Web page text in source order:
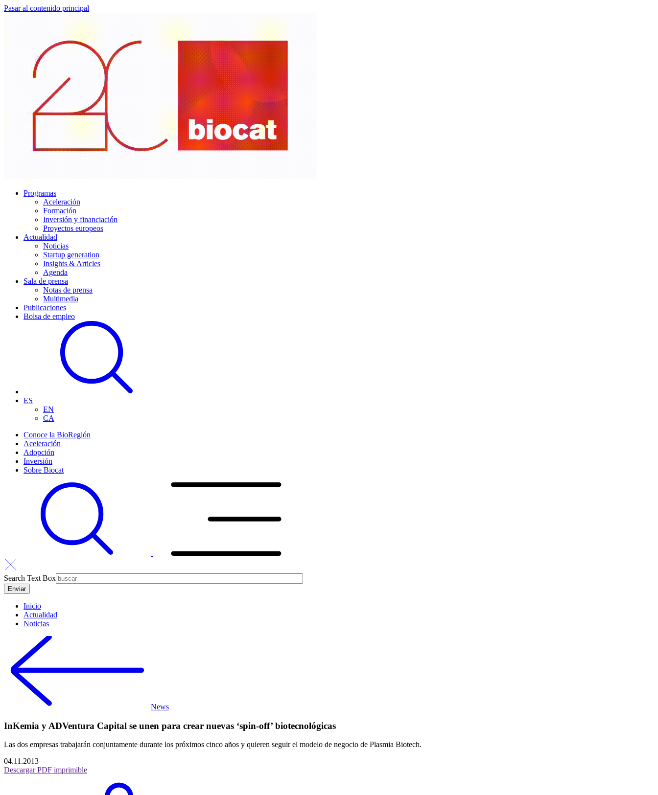
Pasar al contenido principal
Programas
Aceleración
Formación
Inversión y financiación
Proyectos europeos
Actualidad
Noticias
Startup generation
Insights & Articles
Agenda
Sala de prensa
Notas de prensa
Multimedia
Publicaciones
Bolsa de empleo
ES
EN
CA
Conoce la BioRegión
Aceleración
Adopción
Inversión
Sobre Biocat
Search Text Box
Inicio
Actualidad
Noticias
News
InKemia y ADVentura Capital se unen para crear nuevas ‘spin-off’ biotecnológicas
Las dos empresas trabajarán conjuntamente durante los próximos cinco años y quieren seguir el modelo de negocio de Plasmia Biotech.
04.11.2013
Descargar PDF imprimible